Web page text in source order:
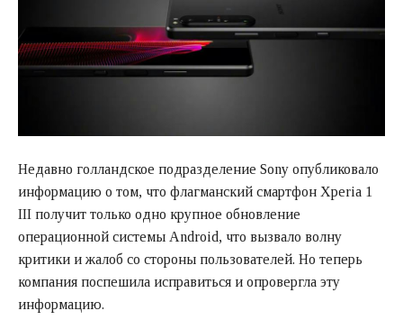
Недавно голландское подразделение Sony опубликовало
информацию о том, что флагманский смартфон Xperia 1
III получит только одно крупное обновление
операционной системы Android, что вызвало волну
критики и жалоб со стороны пользователей. Но теперь
компания поспешила исправиться и опровергла эту
информацию.